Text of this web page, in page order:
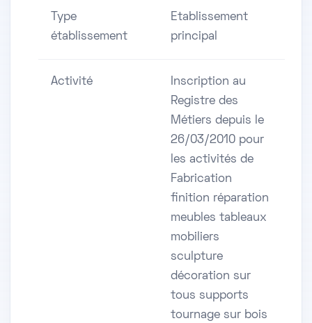
Type
établissement
Etablissement
principal
Activité
Inscription au
Registre des
Métiers depuis le
26/03/2010 pour
les activités de
Fabrication
finition réparation
meubles tableaux
mobiliers
sculpture
décoration sur
tous supports
tournage sur bois